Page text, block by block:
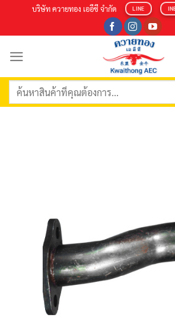
content
บริษัท ควายทอง เออีซี จำกัด LINE
ค้นหา: